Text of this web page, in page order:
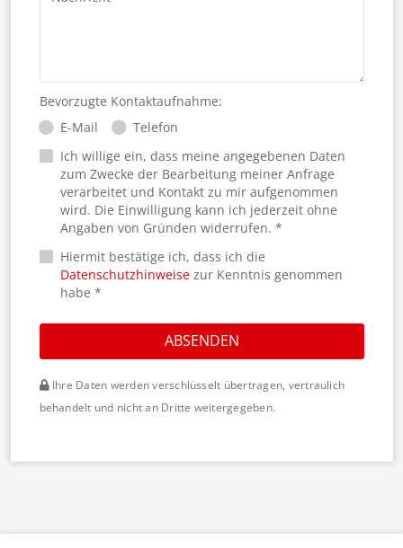
Bevorzugte Kontaktaufnahme:
E-Mail
Telefon
Ich willige ein, dass meine angegebenen Daten
zum Zwecke der Bearbeitung meiner Anfrage
verarbeitet und Kontakt zu mir aufgenommen
wird. Die Einwilligung kann ich jederzeit ohne
Angaben von Gründen widerrufen. *
Hiermit bestätige ich, dass ich die
Datenschutzhinweisezur Kenntnis genommen
habe *
ABSENDEN
Ihre Daten werden verschlüsselt übertragen, vertraulich
behandelt und nicht an Dritte weitergegeben.